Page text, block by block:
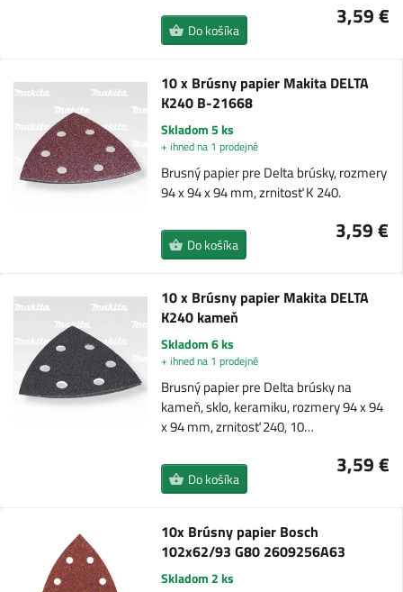
3,59 €
Do košíka
10 x Brúsny papier Makita DELTA
K240 B-21668
Skladom 5 ks
+ ihned na 1 prodejně
Brusný papier pre Delta brúsky, rozmery
94 x 94 x 94 mm, zrnitosť K 240.
3,59 €
Do košíka
10 x Brúsny papier Makita DELTA
K240 kameň
Skladom 6 ks
+ ihned na 1 prodejně
Brusný papier pre Delta brúsky na
kameň, sklo, keramiku, rozmery 94 x 94
x 94 mm, zrnitosť 240, 10…
3,59 €
Do košíka
10x Brúsny papier Bosch
102x62/93 G80 2609256A63
Skladom 2 ks